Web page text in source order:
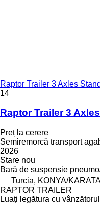
Raptor Trailer 3 Axles
14
Raptor Trailer 3
Preț la cerere
Semiremorcă transport
2026
Stare nou
Bară de suspensie
Turcia, KONYA/
RAPTOR TRAILER
Luați legătura cu vânzătorul